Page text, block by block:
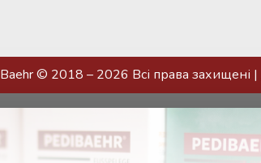
Baehr © 2018 – 2026 Всі права захищені |